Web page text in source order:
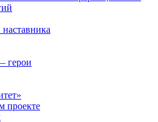
наставника
герои
проекте